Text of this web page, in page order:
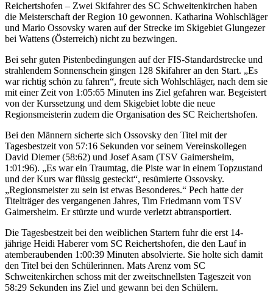
Reichertshofen – Zwei Skifahrer des SC Schweitenkirchen haben
die Meisterschaft der Region 10 gewonnen. Katharina Wohlschläger
und Mario Ossovsky waren auf der Strecke im Skigebiet Glungezer
bei Wattens (Österreich) nicht zu bezwingen.
Bei sehr guten Pistenbedingungen auf der FIS-Standardstrecke und
strahlendem Sonnenschein gingen 128 Skifahrer an den Start. „Es
war richtig schön zu fahren“, freute sich Wohlschläger, nach dem sie
mit einer Zeit von 1:05:65 Minuten ins Ziel gefahren war. Begeistert
von der Kurssetzung und dem Skigebiet lobte die neue
Regionsmeisterin zudem die Organisation des SC Reichertshofen.
Bei den Männern sicherte sich Ossovsky den Titel mit der
Tagesbestzeit von 57:16 Sekunden vor seinem Vereinskollegen
David Diemer (58:62) und Josef Asam (TSV Gaimersheim,
1:01:96). „Es war ein Traumtag, die Piste war in einem Topzustand
und der Kurs war flüssig gesteckt“, resümierte Ossovsky.
„Regionsmeister zu sein ist etwas Besonderes.“ Pech hatte der
Titelträger des vergangenen Jahres, Tim Friedmann vom TSV
Gaimersheim. Er stürzte und wurde verletzt abtransportiert.
Die Tagesbestzeit bei den weiblichen Startern fuhr die erst 14-
jährige Heidi Haberer vom SC Reichertshofen, die den Lauf in
atemberaubenden 1:00:39 Minuten absolvierte. Sie holte sich damit
den Titel bei den Schülerinnen. Mats Arenz vom SC
Schweitenkirchen schoss mit der zweitschnellsten Tageszeit von
58:29 Sekunden ins Ziel und gewann bei den Schülern.